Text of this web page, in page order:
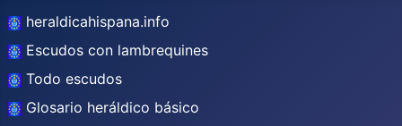
heraldicahispana.info
Escudos con lambrequines
Todo escudos
Glosario heráldico básico